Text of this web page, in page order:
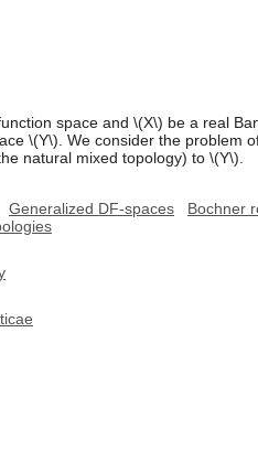
space and \(X\) be a real
\(Y\). We consider the problem
natural mixed topology) to \(Y\).
Generalized DF-spaces Bochner